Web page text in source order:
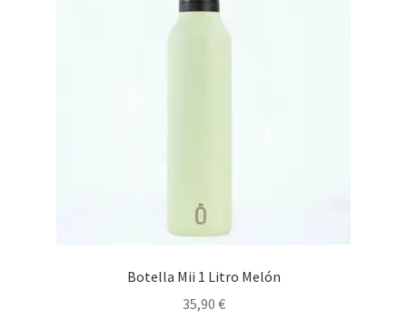
Botella Mii 1 Litro Melón
35,90 €